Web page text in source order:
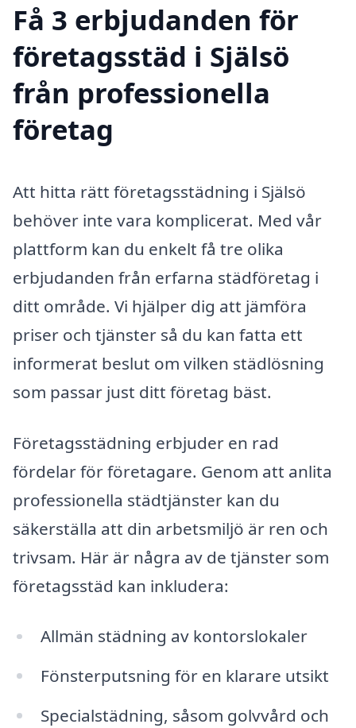
Få 3 erbjudanden för
företagsstäd i Själsö
från professionella
företag
Att hitta rätt företagsstädning i Själsö
behöver inte vara komplicerat. Med vår
plattform kan du enkelt få tre olika
erbjudanden från erfarna städföretag i
ditt område. Vi hjälper dig att jämföra
priser och tjänster så du kan fatta ett
informerat beslut om vilken städlösning
som passar just ditt företag bäst.
Företagsstädning erbjuder en rad
fördelar för företagare. Genom att anlita
professionella städtjänster kan du
säkerställa att din arbetsmiljö är ren och
trivsam. Här är några av de tjänster som
företagsstäd kan inkludera:
Allmän städning av kontorslokaler
Fönsterputsning för en klarare utsikt
Specialstädning, såsom golvvård och